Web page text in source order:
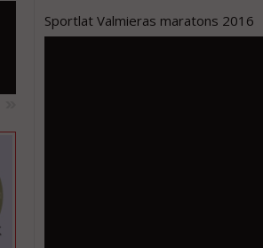
Sportlat Valmieras maratons 2016